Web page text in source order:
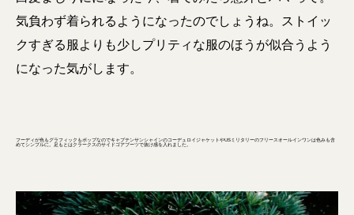
気負わず着られるようになったのでしょうね。ストイッ
クすぎる服よりも少しプリティな服のほうが似合うよう
になった気がします。
フーディが色もグラフィックもポップなのでキャプテンサンシャインのコーデュロイジャケットやUSミリタリーのフリースオールインワンは色みも含
めてシンプルに。足もとはクラークスのサイドゴアブーツで抜け感を入れました。